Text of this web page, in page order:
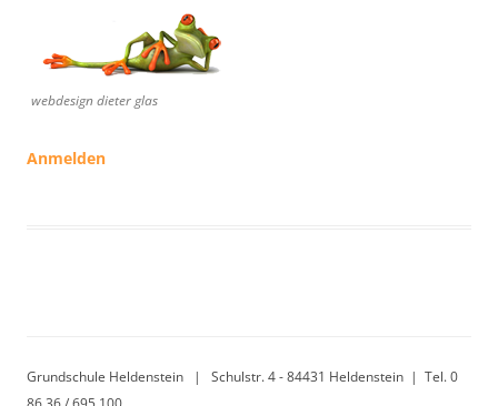
webdesign dieter glas
Anmelden
Grundschule Heldenstein | Schulstr. 4 - 84431 Heldenstein | Tel. 0